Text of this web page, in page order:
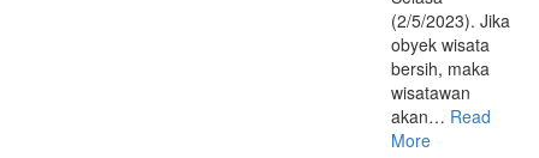
(2/5/2023). Jika
obyek wisata
bersih, maka
wisatawan
akan… Read
More